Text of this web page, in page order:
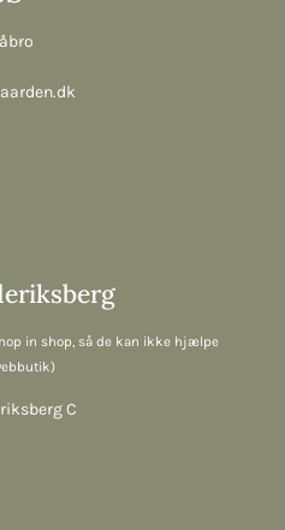
in shop, så de kan ikke hjælpe
C